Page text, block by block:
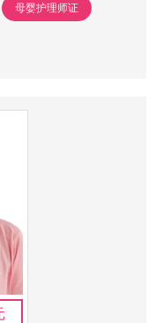
母婴护理师证